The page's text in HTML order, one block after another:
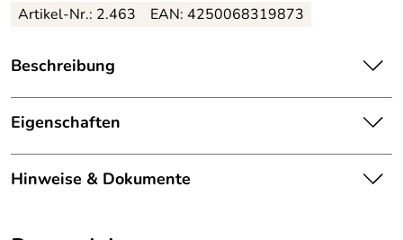
Artikel-Nr.: 2.463 EAN: 4250068319873
Beschreibung
CNC emergency skin Couperose Reducing Concentrate ist
ein hochkonzentriertes Serum mit
Heidelbeerextraktzur
Phytotoine aus konzentrierten Pflanzenextrakten sollen
Eigenschaften
Konzentrat / Serum
Hinweise & Dokumente